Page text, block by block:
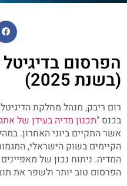
הפרסום
(בשנת 2025)
רום ריבק, מנהל מחלקת
בכנס "תכנון מדיה בעידן של
אשר התקיים ביוני האחרון.
הקיימים בשוק הישראלי,
המדיה. ניתוח נכון של
הפרסום טוב יותר ולשפר את